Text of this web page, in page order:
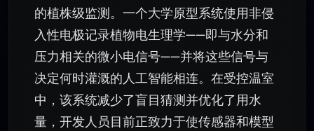
的植株级监测。一个大学原型系统使用非侵
入性电极记录植物电生理学——即与水分和
压力相关的微小电信号——并将这些信号与
决定何时灌溉的人工智能相连。在受控温室
中，该系统减少了盲目猜测并优化了用水
量，开发人员目前正致力于使传感器和模型